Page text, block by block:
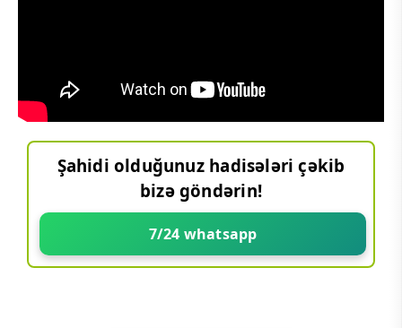
Şahidi olduğunuz hadisələri çəkib
bizə göndərin!
7/24 whatsapp